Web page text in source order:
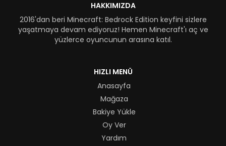
HAKKIMIZDA
2016'dan beri Minecraft: Bedrock Edition keyfini sizlere
yaşatmaya devam ediyoruz! Hemen Minecraft'ı aç ve
yüzlerce oyuncunun arasına katıl.
HIZLI MENÜ
Anasayfa
Mağaza
Bakiye Yükle
Oy Ver
Yardım